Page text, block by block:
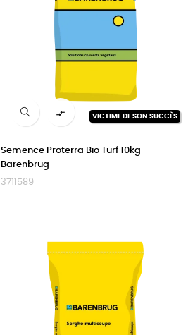
VICTIME DE SON SUCCÈS

Semence Proterra Bio Turf 10kg
Barenbrug
3711589